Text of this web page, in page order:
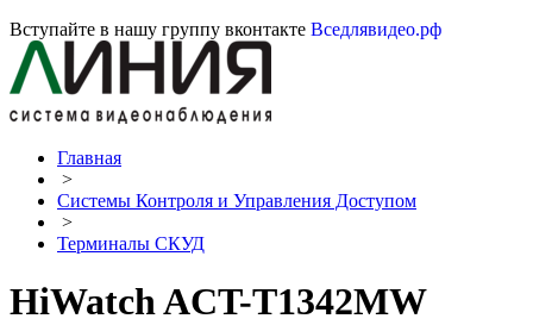
Вступайте в нашу группу вконтакте Вседлявидео.рф
Главная
>
Системы Контроля и Управления Доступом
>
Терминалы СКУД
HiWatch ACT-T1342MW